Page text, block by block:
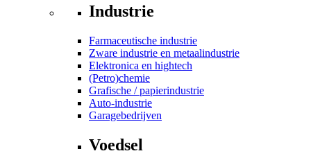
Industrie
Farmaceutische industrie
Zware industrie en metaalindustrie
Elektronica en hightech
(Petro)chemie
Grafische / papierindustrie
Auto-industrie
Garagebedrijven
Voedsel